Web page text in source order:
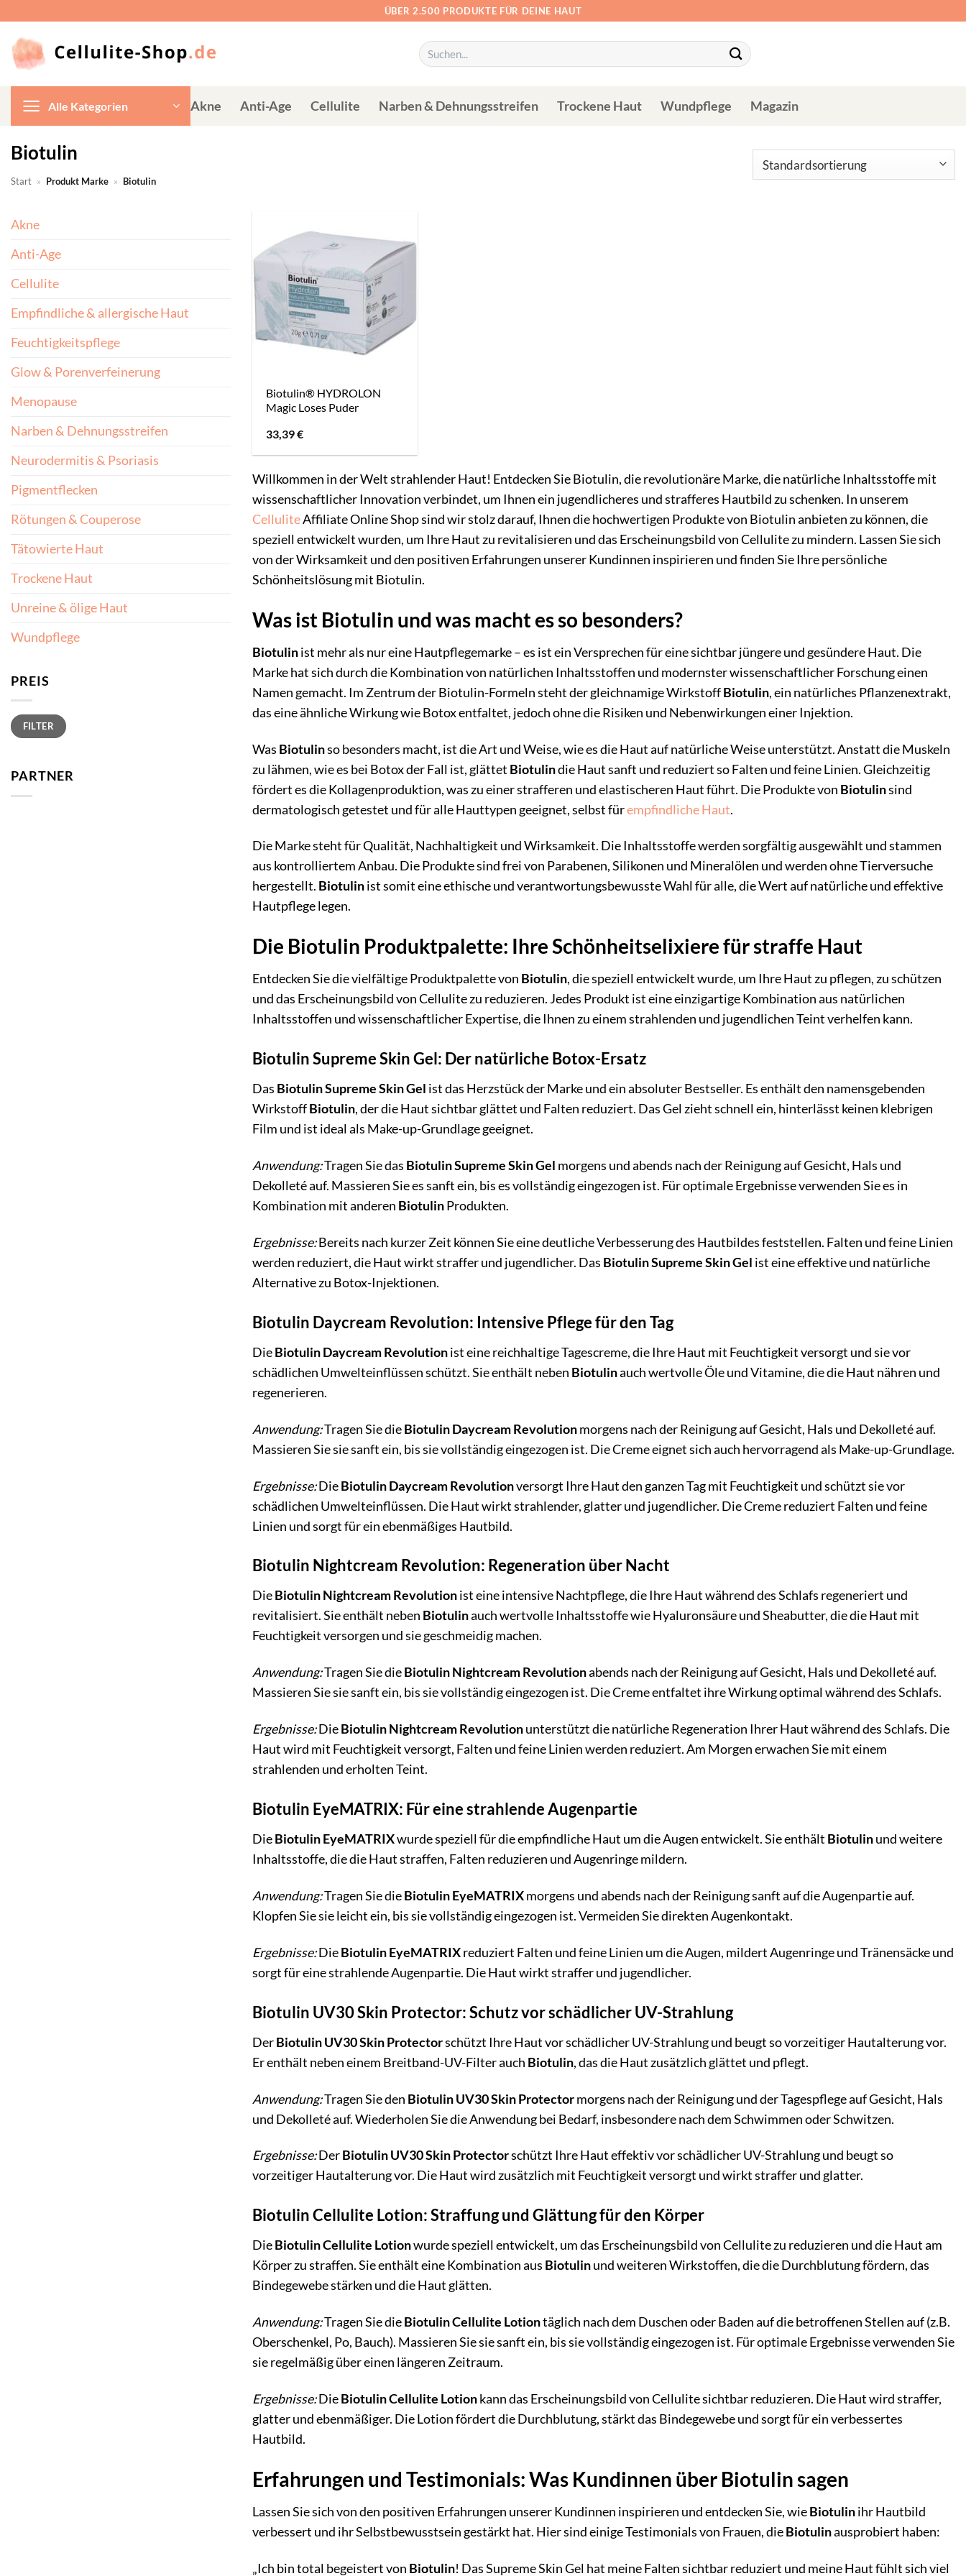
springen
ÜBER 2.500 PRODUKTE FÜR DEINE HAUT
Suchen
nach:
Alle Kategorien Akne Anti-Age Cellulite Narben & Dehnungsstreifen Trockene Haut Wundpflege Magazin
Biotulin
Start » Produkt Marke » Biotulin
Akne
Anti-Age
Cellulite
Empfindliche & allergische Haut
Feuchtigkeitspflege
Glow & Porenverfeinerung
Menopause
Narben & Dehnungsstreifen
Neurodermitis & Psoriasis
Pigmentflecken
Rötungen & Couperose
Tätowierte Haut
Trockene Haut
Unreine & ölige Haut
Wundpflege
PREIS
Min.
Preis
Max.
PreisFILTER
PARTNER
Biotulin® HYDROLON
Magic Loses Puder
33,39€
Willkommen in der Welt strahlender Haut! Entdecken Sie Biotulin, die revolutionäre Marke, die natürliche Inhaltsstoffe mit
wissenschaftlicher Innovation verbindet, um Ihnen ein jugendlicheres und strafferes Hautbild zu schenken. In unserem
CelluliteAffiliate Online Shop sind wir stolz darauf, Ihnen die hochwertigen Produkte von Biotulin anbieten zu können, die
speziell entwickelt wurden, um Ihre Haut zu revitalisieren und das Erscheinungsbild von Cellulite zu mindern. Lassen Sie sich
von der Wirksamkeit und den positiven Erfahrungen unserer Kundinnen inspirieren und finden Sie Ihre persönliche
Schönheitslösung mit Biotulin.
Was ist Biotulin und was macht es so besonders?
Biotulinist mehr als nur eine Hautpflegemarke – es ist ein Versprechen für eine sichtbar jüngere und gesündere Haut. Die
Marke hat sich durch die Kombination von natürlichen Inhaltsstoffen und modernster wissenschaftlicher Forschung einen
Namen gemacht. Im Zentrum der Biotulin-Formeln steht der gleichnamige WirkstoffBiotulin, ein natürliches Pflanzenextrakt,
das eine ähnliche Wirkung wie Botox entfaltet, jedoch ohne die Risiken und Nebenwirkungen einer Injektion.
Was Biotulinso besonders macht, ist die Art und Weise, wie es die Haut auf natürliche Weise unterstützt. Anstatt die Muskeln
zu lähmen, wie es bei Botox der Fall ist, glättet Biotulindie Haut sanft und reduziert so Falten und feine Linien. Gleichzeitig
fördert es die Kollagenproduktion, was zu einer strafferen und elastischeren Haut führt. Die Produkte von Biotulinsind
dermatologisch getestet und für alle Hauttypen geeignet, selbst fürempfindliche Haut.
Die Marke steht für Qualität, Nachhaltigkeit und Wirksamkeit. Die Inhaltsstoffe werden sorgfältig ausgewählt und stammen
aus kontrolliertem Anbau. Die Produkte sind frei von Parabenen, Silikonen und Mineralölen und werden ohne Tierversuche
hergestellt. Biotulinist somit eine ethische und verantwortungsbewusste Wahl für alle, die Wert auf natürliche und effektive
Hautpflege legen.
Die Biotulin Produktpalette: Ihre Schönheitselixiere für straffe Haut
Entdecken Sie die vielfältige Produktpalette von Biotulin, die speziell entwickelt wurde, um Ihre Haut zu pflegen, zu schützen
und das Erscheinungsbild von Cellulite zu reduzieren. Jedes Produkt ist eine einzigartige Kombination aus natürlichen
Inhaltsstoffen und wissenschaftlicher Expertise, die Ihnen zu einem strahlenden und jugendlichen Teint verhelfen kann.
Biotulin Supreme Skin Gel: Der natürliche Botox-Ersatz
Das Biotulin Supreme Skin Gel ist das Herzstück der Marke und ein absoluter Bestseller. Es enthält den namensgebenden
WirkstoffBiotulin, der die Haut sichtbar glättet und Falten reduziert. Das Gel zieht schnell ein, hinterlässt keinen klebrigen
Film und ist ideal als Make-up-Grundlage geeignet.
Anwendung:Tragen Sie das Biotulin Supreme Skin Gel morgens und abends nach der Reinigung auf Gesicht, Hals und
Dekolleté auf. Massieren Sie es sanft ein, bis es vollständig eingezogen ist. Für optimale Ergebnisse verwenden Sie es in
Kombination mit anderen BiotulinProdukten.
Ergebnisse:Bereits nach kurzer Zeit können Sie eine deutliche Verbesserung des Hautbildes feststellen. Falten und feine Linien
werden reduziert, die Haut wirkt straffer und jugendlicher. Das Biotulin Supreme Skin Gel ist eine effektive und natürliche
Alternative zu Botox-Injektionen.
Biotulin Daycream Revolution: Intensive Pflege für den Tag
DieBiotulin Daycream Revolutionist eine reichhaltige Tagescreme, die Ihre Haut mit Feuchtigkeit versorgt und sie vor
schädlichen Umwelteinflüssen schützt. Sie enthält neben Biotulinauch wertvolle Öle und Vitamine, die die Haut nähren und
regenerieren.
Anwendung:Tragen Sie dieBiotulin Daycream Revolutionmorgens nach der Reinigung auf Gesicht, Hals und Dekolleté auf.
Massieren Sie sie sanft ein, bis sie vollständig eingezogen ist. Die Creme eignet sich auch hervorragend als Make-up-Grundlage.
Ergebnisse:DieBiotulin Daycream Revolutionversorgt Ihre Haut den ganzen Tag mit Feuchtigkeit und schützt sie vor
schädlichen Umwelteinflüssen. Die Haut wirkt strahlender, glatter und jugendlicher. Die Creme reduziert Falten und feine
Linien und sorgt für ein ebenmäßiges Hautbild.
Biotulin Nightcream Revolution: Regeneration über Nacht
DieBiotulin Nightcream Revolutionist eine intensive Nachtpflege, die Ihre Haut während des Schlafs regeneriert und
revitalisiert. Sie enthält neben Biotulinauch wertvolle Inhaltsstoffe wie Hyaluronsäure und Sheabutter, die die Haut mit
Feuchtigkeit versorgen und sie geschmeidig machen.
Anwendung:Tragen Sie dieBiotulin Nightcream Revolutionabends nach der Reinigung auf Gesicht, Hals und Dekolleté auf.
Massieren Sie sie sanft ein, bis sie vollständig eingezogen ist. Die Creme entfaltet ihre Wirkung optimal während des Schlafs.
Ergebnisse:DieBiotulin Nightcream Revolutionunterstützt die natürliche Regeneration Ihrer Haut während des Schlafs. Die
Haut wird mit Feuchtigkeit versorgt, Falten und feine Linien werden reduziert. Am Morgen erwachen Sie mit einem
strahlenden und erholten Teint.
Biotulin EyeMATRIX: Für eine strahlende Augenpartie
DieBiotulin EyeMATRIXwurde speziell für die empfindliche Haut um die Augen entwickelt. Sie enthält Biotulinund weitere
Inhaltsstoffe, die die Haut straffen, Falten reduzieren und Augenringe mildern.
Anwendung:Tragen Sie dieBiotulin EyeMATRIXmorgens und abends nach der Reinigung sanft auf die Augenpartie auf.
Klopfen Sie sie leicht ein, bis sie vollständig eingezogen ist. Vermeiden Sie direkten Augenkontakt.
Ergebnisse:DieBiotulin EyeMATRIXreduziert Falten und feine Linien um die Augen, mildert Augenringe und Tränensäcke und
sorgt für eine strahlende Augenpartie. Die Haut wirkt straffer und jugendlicher.
Biotulin UV30 Skin Protector: Schutz vor schädlicher UV-Strahlung
DerBiotulin UV30 Skin Protectorschützt Ihre Haut vor schädlicher UV-Strahlung und beugt so vorzeitiger Hautalterung vor.
Er enthält neben einem Breitband-UV-Filter auch Biotulin, das die Haut zusätzlich glättet und pflegt.
Anwendung:Tragen Sie den Biotulin UV30 Skin Protectormorgens nach der Reinigung und der Tagespflege auf Gesicht, Hals
und Dekolleté auf. Wiederholen Sie die Anwendung bei Bedarf, insbesondere nach dem Schwimmen oder Schwitzen.
Ergebnisse:DerBiotulin UV30 Skin Protectorschützt Ihre Haut effektiv vor schädlicher UV-Strahlung und beugt so
vorzeitiger Hautalterung vor. Die Haut wird zusätzlich mit Feuchtigkeit versorgt und wirkt straffer und glatter.
Biotulin Cellulite Lotion: Straffung und Glättung für den Körper
DieBiotulin Cellulite Lotionwurde speziell entwickelt, um das Erscheinungsbild von Cellulite zu reduzieren und die Haut am
Körper zu straffen. Sie enthält eine Kombination aus Biotulinund weiteren Wirkstoffen, die die Durchblutung fördern, das
Bindegewebe stärken und die Haut glätten.
Anwendung:Tragen Sie dieBiotulin Cellulite Lotiontäglich nach dem Duschen oder Baden auf die betroffenen Stellen auf (z.B.
Oberschenkel, Po, Bauch). Massieren Sie sie sanft ein, bis sie vollständig eingezogen ist. Für optimale Ergebnisse verwenden Sie
sie regelmäßig über einen längeren Zeitraum.
Ergebnisse:DieBiotulin Cellulite Lotionkann das Erscheinungsbild von Cellulite sichtbar reduzieren. Die Haut wird straffer,
glatter und ebenmäßiger. Die Lotion fördert die Durchblutung, stärkt das Bindegewebe und sorgt für ein verbessertes
Hautbild.
Erfahrungen und Testimonials: Was Kundinnen über Biotulin sagen
Lassen Sie sich von den positiven Erfahrungen unserer Kundinnen inspirieren und entdecken Sie, wieBiotulinihr Hautbild
verbessert und ihr Selbstbewusstsein gestärkt hat. Hier sind einige Testimonials von Frauen, dieBiotulinausprobiert haben:
„Ich bin total begeistert von Biotulin! Das Supreme Skin Gel hat meine Falten sichtbar reduziert und meine Haut fühlt sich viel